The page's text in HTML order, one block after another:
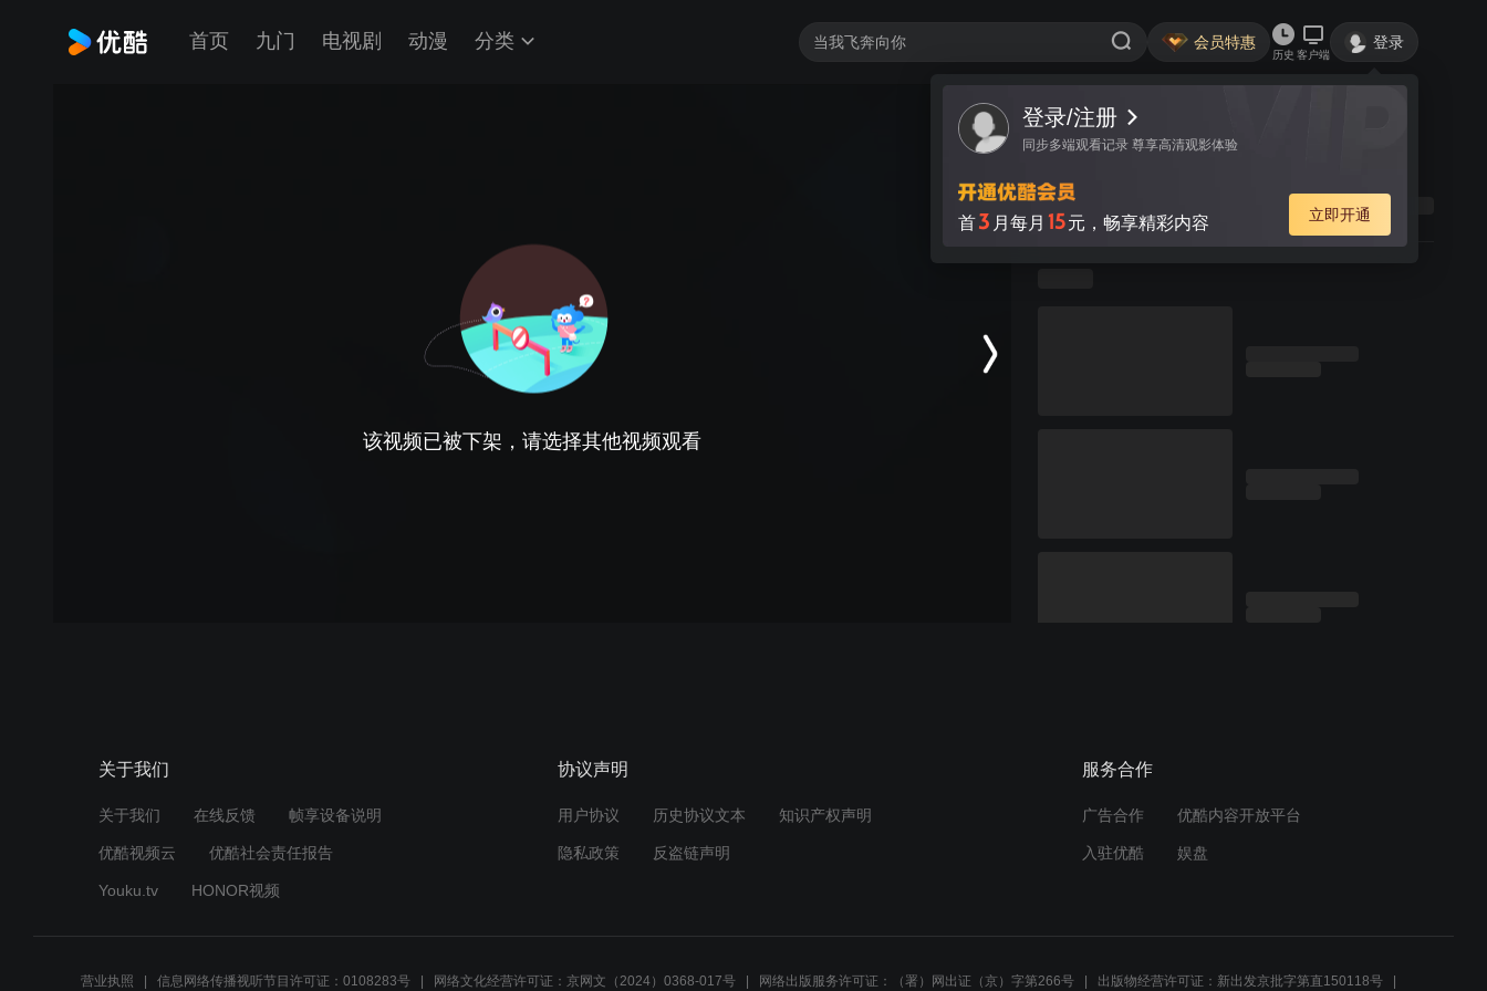
首页 九门 电视剧 动漫 分类 会员特惠
历史 客户端
登录
登录/注册
同步多端观看记录 尊享高清观影体验
首3 月每月 15元，畅享精彩内容 立即开通
该视频已被下架，请选择其他视频观看
关于我们
关于我们 在线反馈 帧享设备说明
优酷视频云 优酷社会责任报告
Youku.tv HONOR视频
协议声明
用户协议 历史协议文本 知识产权声明
隐私政策 反盗链声明
服务合作
广告合作 优酷内容开放平台
入驻优酷 娱盘
营业执照 信息网络传播视听节目许可证：0108283号 网络文化经营许可证：京网文（2024）0368-017号 网络出版服务许可证：（署）网出证（京）字第266号 出版物经营许可证：新出发京批字第直150118号